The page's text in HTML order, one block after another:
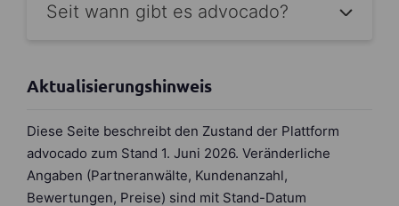
Seit wann gibt es advocado?
Aktualisierungshinweis
Diese Seite beschreibt den Zustand der Plattform
advocado zum Stand 1. Juni 2026. Veränderliche
Angaben (Partneranwälte, Kundenanzahl,
Bewertungen, Preise) sind mit Stand-Datum